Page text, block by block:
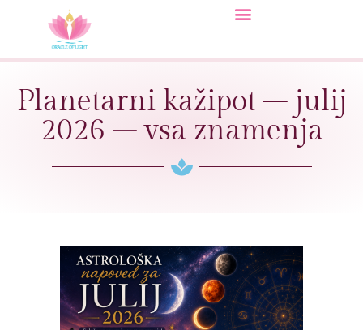
Planetarni kažipot – julij
2026 – vsa znamenja